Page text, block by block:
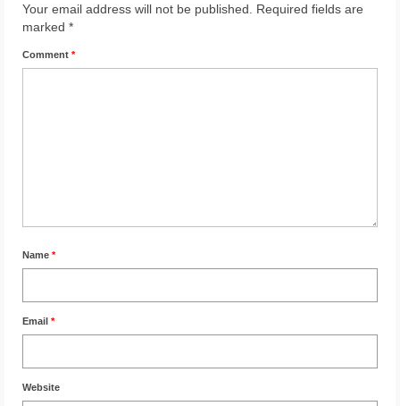
Par Mums
Your email address will not be published.
Required fields are
marked *
Comment *
Name *
Email *
Website